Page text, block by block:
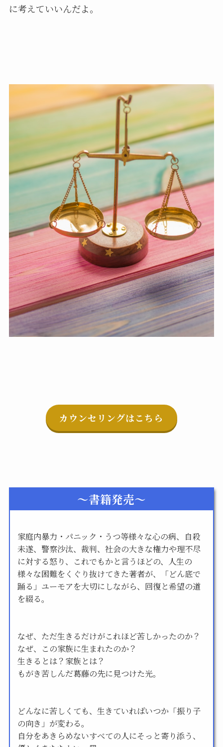
に考えていいんだよ。
カウンセリングはこちら
～書籍発売～
家庭内暴力・パニック・うつ等様々な心の病、自殺
未遂、警察沙汰、裁判、社会の大きな権力や理不尽
に対する怒り、これでもかと言うほどの、人生の
様々な困難をくぐり抜けてきた著者が、「どん底で
踊る」ユーモアを大切にしながら、回復と希望の道
を綴る。
なぜ、ただ生きるだけがこれほど苦しかったのか？
なぜ、この家族に生まれたのか？
生きるとは？家族とは？
もがき苦しんだ葛藤の先に見つけた光。
どんなに苦しくても、生きていればいつか「振り子
の向き」が変わる。
自分をあきらめないすべての人にそっと寄り添う、